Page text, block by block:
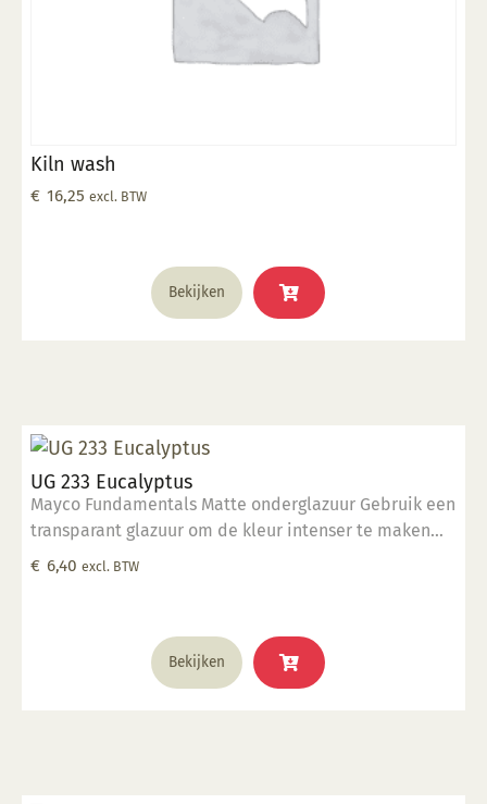
Kiln wash
€ 16,25 excl. BTW
Bekijken
UG 233 Eucalyptus
Mayco Fundamentals Matte onderglazuur Gebruik een
transparant glazuur om de kleur intenser te maken
Geschikt voor gebruiksgoed mits er een transparant
€ 6,40 excl. BTW
Bekijken